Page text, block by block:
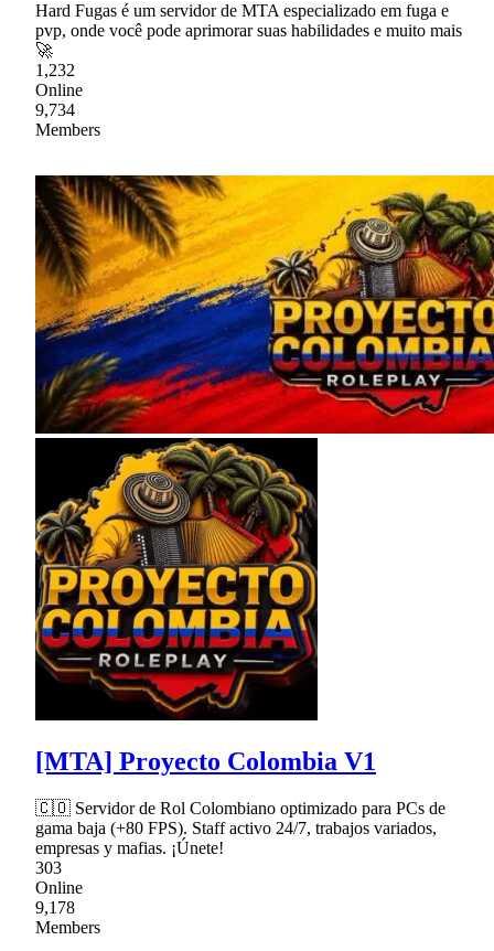
Hard Fugas é um servidor de MTA especializado em fuga e
pvp, onde você pode aprimorar suas habilidades e muito mais
🚀
1,232
Online
9,734
Members
[MTA] Proyecto Colombia V1
🇨🇴 Servidor de Rol Colombiano optimizado para PCs de
gama baja (+80 FPS). Staff activo 24/7, trabajos variados,
empresas y mafias. ¡Únete!
303
Online
9,178
Members